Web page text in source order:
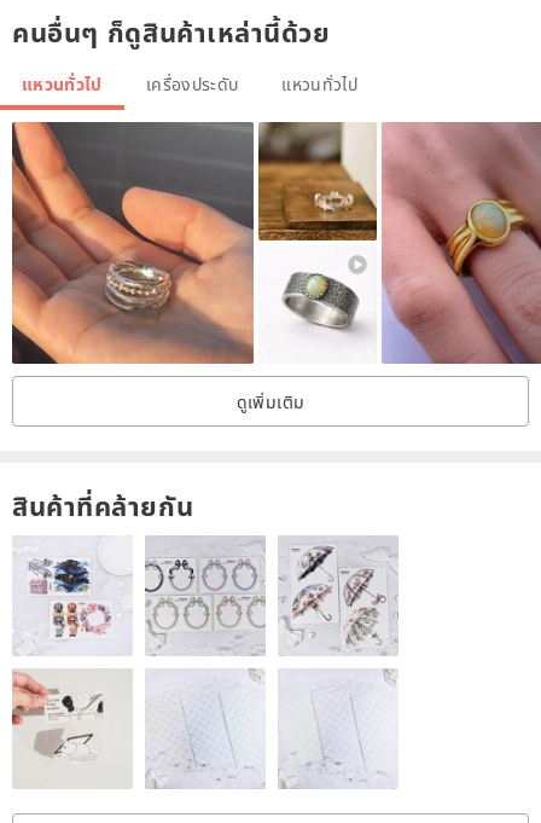
คนอื่นๆ ก็ดูสินค้าเหล่านี้ด้วย
แหวนทั่วไป เครื่องประดับ แหวนทั่วไป
ดูเพิ่มเติม
สินค้าที่คล้ายกัน